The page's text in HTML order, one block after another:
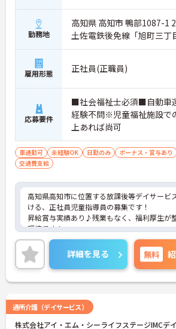
勤務地
高知県 高知市 鴨部1087-1
土佐電鉄後免線「旭町三丁
雇用形態 正社員(正職員)
応募要件
■社会福祉士必須■自動車
経験不問※児童福祉施設で
上あれば尚可
車通勤可 未経験OK 日勤のみ ボーナス・賞与あり
交通費支給
高知県高知市に位置する放課後等デイサービ
ける、正社員児童指導員の募集です！
昇給賞与実績あり♪残業もなく、福利厚生が
環境です！
ご興味ある方には、面接対策ポイントなど、
詳細をお話しいたしますのでお気軽にご相談く
い。
詳細を見る 無料
通所介護（デイサービス）
株式会社アイ・エム・シーライフステージIMCデ